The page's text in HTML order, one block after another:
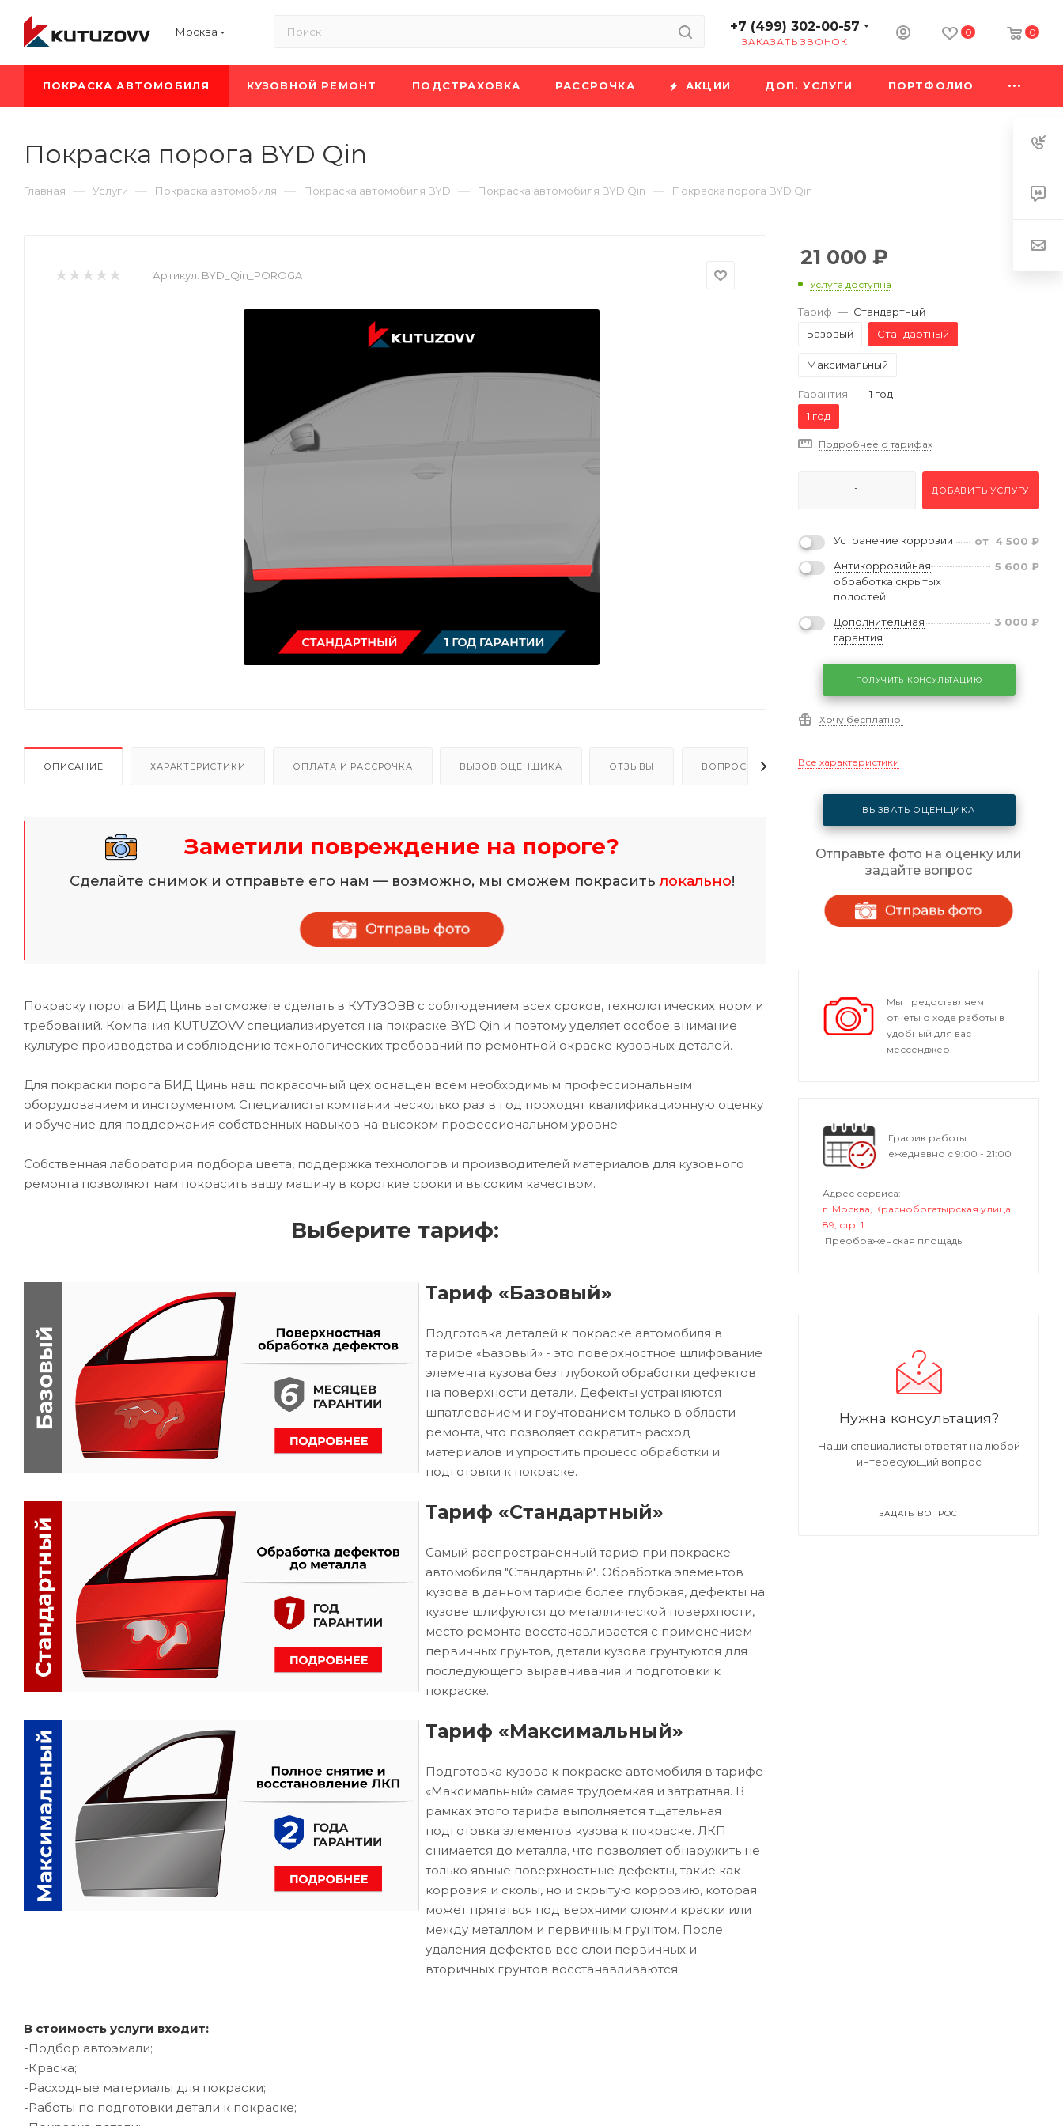
Москва +7 (499) 302-00-57
ЗАКАЗАТЬ ЗВОНОК
0 0
ПОКРАСКА АВТОМОБИЛЯ КУЗОВНОЙ РЕМОНТ ПОДСТРАХОВКА РАССРОЧКА АКЦИИ ДОП. УСЛУГИ ПОРТФОЛИО
Покраска порога BYD Qin
Главная — Услуги — Покраска автомобиля — Покраска автомобиля BYD — Покраска автомобиля BYD Qin — Покраска порога BYD Qin
Артикул: BYD_Qin_POROGA
ОПИСАНИЕ ХАРАКТЕРИСТИКИ ОПЛАТА И РАССРОЧКА ВЫЗОВ ОЦЕНЩИКА ОТЗЫВЫ ВОПРОСЫ - ОТВЕТЫ
Заметили повреждение на пороге?
Сделайте снимок и отправьте его нам — возможно, мы сможем покраситьлокально!
Покраску порога БИД Цинь вы сможете сделать в КУТУЗОВВ с соблюдением всех сроков, технологических норм и
требований. Компания KUTUZOVV специализируется на покраске BYD Qin и поэтому уделяет особое внимание
культуре производства и соблюдению технологических требований по ремонтной окраске кузовных деталей.
Для покраски порога БИД Цинь наш покрасочный цех оснащен всем необходимым профессиональным
оборудованием и инструментом. Специалисты компании несколько раз в год проходят квалификационную оценку
и обучение для поддержания собственных навыков на высоком профессиональном уровне.
Собственная лаборатория подбора цвета, поддержка технологов и производителей материалов для кузовного
ремонта позволяют нам покрасить вашу машину в короткие сроки и высоким качеством.
Выберите тариф:
Тариф «Базовый»
Подготовка деталей к покраске автомобиля в
тарифе «Базовый» - это поверхностное шлифование
элемента кузова без глубокой обработки дефектов
на поверхности детали. Дефекты устраняются
шпатлеванием и грунтованием только в области
ремонта, что позволяет сократить расход
материалов и упростить процесс обработки и
подготовки к покраске.
Тариф «Стандартный»
Самый распространенный тариф при покраске
автомобиля "Стандартный". Обработка элементов
кузова в данном тарифе более глубокая, дефекты на
кузове шлифуются до металлической поверхности,
место ремонта восстанавливается с применением
первичных грунтов, детали кузова грунтуются для
последующего выравнивания и подготовки к
покраске.
Тариф «Максимальный»
Подготовка кузова к покраске автомобиля в тарифе
«Максимальный» самая трудоемкая и затратная. В
рамках этого тарифа выполняется тщательная
подготовка элементов кузова к покраске. ЛКП
снимается до металла, что позволяет обнаружить не
только явные поверхностные дефекты, такие как
коррозия и сколы, но и скрытую коррозию, которая
может прятаться под верхними слоями краски или
между металлом и первичным грунтом. После
удаления дефектов все слои первичных и
вторичных грунтов восстанавливаются.
В стоимость услуги входит:
-Подбор автоэмали;
-Краска;
-Расходные материалы для покраски;
-Работы по подготовки детали к покраске;
21 000 ₽
Услуга доступна
Тариф — Стандартный
Базовый
Стандартный
Максимальный
Гарантия — 1 год
1 год
Подробнее о тарифах
ДОБАВИТЬ УСЛУГУ
Устранение коррозии от 4 500 ₽
Антикоррозийная
обработка скрытых
полостей
5 600 ₽
Дополнительная
гарантия
3 000 ₽
ПОЛУЧИТЬ КОНСУЛЬТАЦИЮ
Хочу бесплатно!
Все характеристики
ВЫЗВАТЬ ОЦЕНЩИКА
Отправьте фото на оценку или
задайте вопрос
Мы предоставляем
отчеты о ходе работы в
удобный для вас
мессенджер.
График работы
ежедневно с 9:00 - 21:00
Адрес сервиса:
г. Москва, Краснобогатырская улица,
89, стр. 1.
Преображенская площадь
Нужна консультация?
Наши специалисты ответят на любой
интересующий вопрос
ЗАДАТЬ ВОПРОС